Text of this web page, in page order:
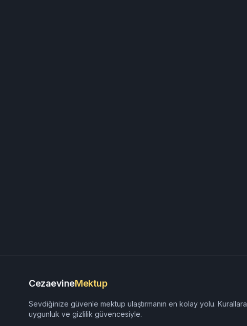
CezaevineMektup
Sevdiğinize güvenle mektup ulaştırmanın en kolay yolu. Kurallara
uygunluk ve gizlilik güvencesiyle.